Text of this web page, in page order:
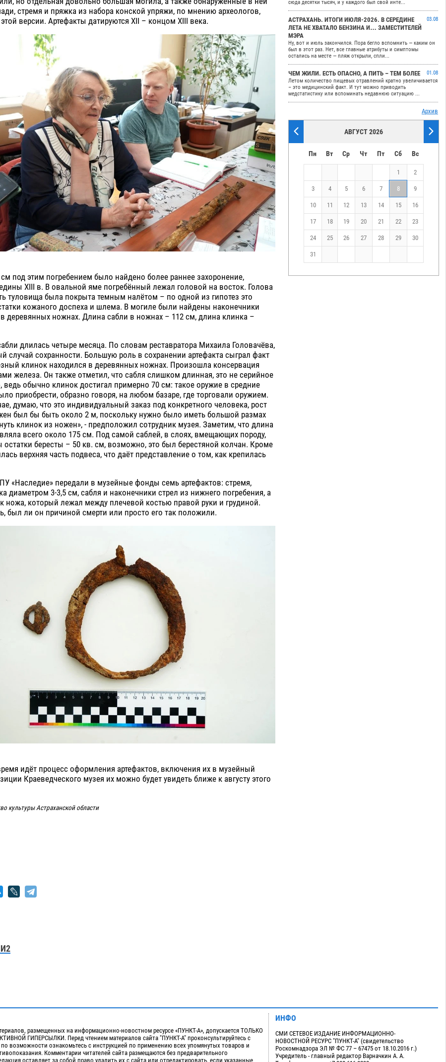
стремя и пряжка из набора конской упряжи, по мнению археологов,
версии. Артефакты датируются XII – концом XIII века.
см под этим погребением было найдено более раннее захоронение,
XIII в. В овальной яме погребённый лежал головой на восток. Голова
туловища была покрыта темным налётом – по одной из гипотез это
кожаного доспеха и шлема. В могиле были найдены наконечники
в деревянных ножнах. Длина сабли в ножнах – 112 см, длина клинка –
длилась четыре месяца. По словам реставратора Михаила Головачёва,
случай сохранности. Большую роль в сохранении артефакта сыграл факт
клинок находился в деревянных ножнах. Произошла консервация
железа. Он также отметил, что сабля слишком длинная, это не серийное
ведь обычно клинок достигал примерно 70 см: такое оружие в средние
приобрести, образно говоря, на любом базаре, где торговали оружием.
думаю, что это индивидуальный заказ под конкретного человека, рост
был бы быть около 2 м, поскольку нужно было иметь большой размах
клинок из ножен», - предположил сотрудник музея. Заметим, что длина
всего около 175 см. Под самой саблей, в слоях, вмещающих породу,
бересты – 50 кв. см, возможно, это был берестяной колчан. Кроме
верхняя часть подвеса, что даёт представление о том, как крепилась
«Наследие» передали в музейные фонды семь артефактов: стремя,
диаметром 3-3,5 см, сабля и наконечники стрел из нижнего погребения, а
ножа, который лежал между плечевой костью правой руки и грудиной.
был ли он причиной смерти или просто его так положили.
идёт процесс оформления артефактов, включения их в музейный
Краеведческого музея их можно будет увидеть ближе к августу этого
культуры Астраханской области
сюда десятки тысяч, и у каждого был свой инте...
АСТРАХАНЬ. ИТОГИ ИЮЛЯ-2026. В СЕРЕДИНЕ
ЛЕТА НЕ ХВАТАЛО БЕНЗИНА И… ЗАМЕСТИТЕЛЕЙ
МЭРА
03.08
Ну, вот и июль закончился. Пора бегло вспомнить — каким он
был в этот раз. Нет, все главные атрибуты и симптомы
остались на месте — пляж открыли, спли...
ЧЕМ ЖИЛИ. ЕСТЬ ОПАСНО, А ПИТЬ – ТЕМ БОЛЕЕ
01.08
Летом количество пищевых отравлений кратно увеличивается
– это медицинский факт. И тут можно приводить
медстатистику или вспоминать недавнюю ситуацию ...
Архив
АВГУСТ 2026
Пн Вт Ср Чт Пт Сб Вс
1 2
3 4 5 6 7 8 9
10 11 12 13 14 15 16
17 18 19 20 21 22 23
24 25 26 27 28 29 30
31
размещенных на информационно-новостном ресурсе «ПУНКТ-А», допускается ТОЛЬКО
ГИПЕРСЫЛКИ. Перед чтением материалов сайта "ПУНКТ-А" проконсультируйтесь с
возможности ознакомьтесь с инструкцией по применению всех упомянутых товаров и
Комментарии читателей сайта размещаются без предварительного
оставляет за собой право удалить их с сайта или отредактировать, если указанные
ИНФО
СМИ СЕТЕВОЕ ИЗДАНИЕ ИНФОРМАЦИОННО-
НОВОСТНОЙ РЕСУРС "ПУНКТ-А" (свидетельство
Роскомнадзора ЭЛ № ФС 77 – 67475 от 18.10.2016 г.)
Учредитель - главный редактор Варначкин А. А.